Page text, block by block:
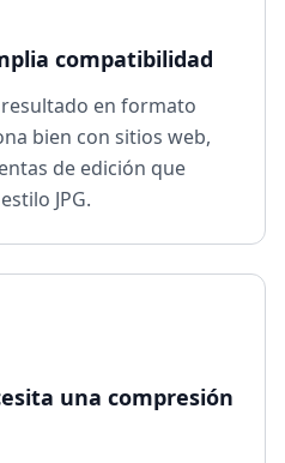
compatibilidad
en formato
bien con sitios web,
de edición que
JPG.
una compresión